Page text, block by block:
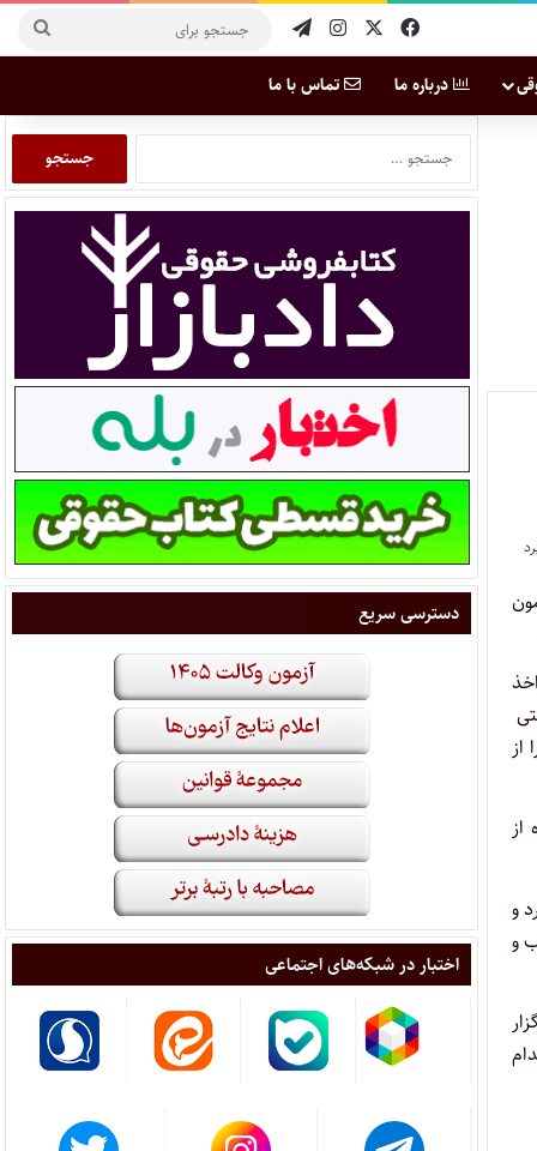
درباره ما تماس با ما
آزمون
موفق شد مجوز استخدام پیمانی ۶۶۱ نفر را از
از
و
و
دسترسی سریع
اختبار در شبکه‌های اجتماعی